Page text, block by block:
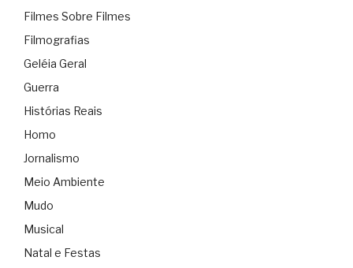
Filmes Sobre Filmes
Filmografias
Geléia Geral
Guerra
Histórias Reais
Homo
Jornalismo
Meio Ambiente
Mudo
Musical
Natal e Festas